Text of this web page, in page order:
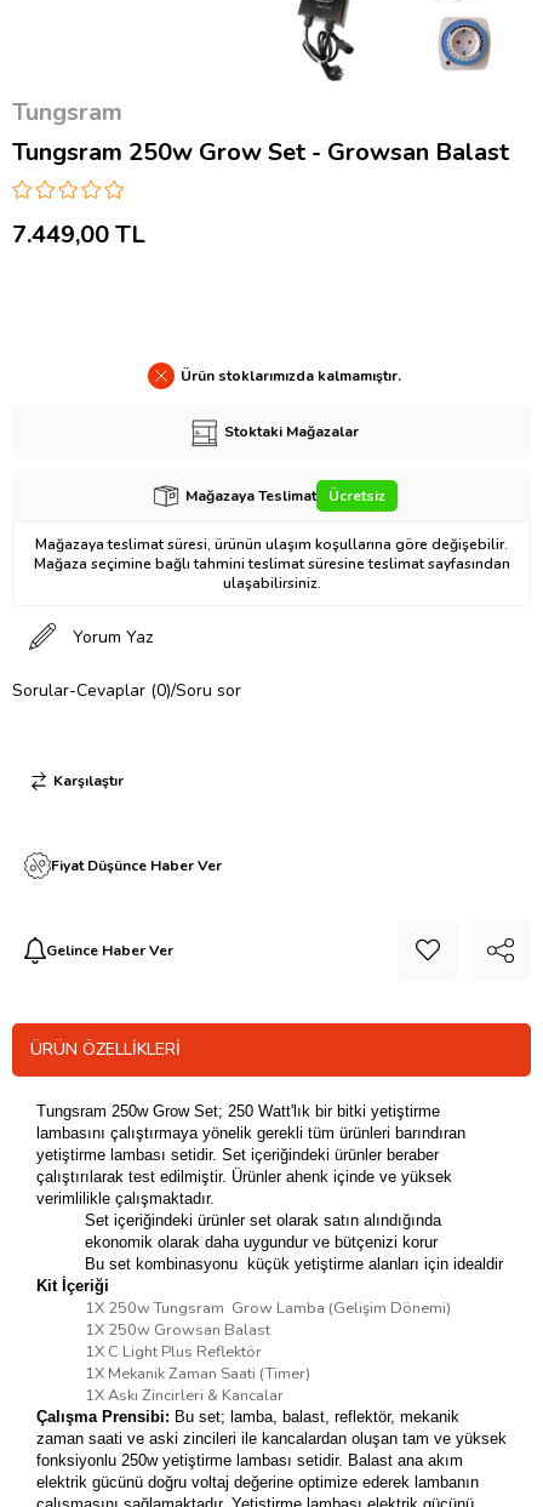
Tungsram
Tungsram 250w Grow Set - Growsan Balast
7.449,00 TL
Ürün stoklarımızda kalmamıştır.
Stoktaki Mağazalar
Mağazaya Teslimat Ücretsiz
Mağazaya teslimat süresi, ürünün ulaşım koşullarına göre değişebilir.
Mağaza seçimine bağlı tahmini teslimat süresine teslimat sayfasından
ulaşabilirsiniz.
Yorum Yaz
Sorular-Cevaplar (0)/Soru sor
Karşılaştır
Fiyat Düşünce Haber Ver
Gelince Haber Ver
ÜRÜN ÖZELLIKLERI
Tungsram 250w Grow Set; 250 Watt'lık bir bitki yetiştirme
lambasını çalıştırmaya yönelik gerekli tüm ürünleri barındıran
yetiştirme lambası setidir. Set içeriğindeki ürünler beraber
çalıştırılarak test edilmiştir. Ürünler ahenk içinde ve yüksek
verimlilikle çalışmaktadır.
Set içeriğindeki ürünler set olarak satın alındığında
ekonomik olarak daha uygundur ve bütçenizi korur
Bu set kombinasyonu küçük yetiştirme alanları için idealdir
Kit İçeriği
1X 250w Tungsram Grow Lamba (Gelişim Dönemi)
1X 250w Growsan Balast
1X C Light Plus Reflektör
1X Mekanik Zaman Saati (Timer)
1X Askı Zincirleri & Kancalar
Çalışma Prensibi: Bu set; lamba, balast, reflektör, mekanik
zaman saati ve aski zincileri ile kancalardan oluşan tam ve yüksek
fonksiyonlu 250w yetiştirme lambası setidir. Balast ana akım
elektrik gücünü doğru voltaj değerine optimize ederek lambanın